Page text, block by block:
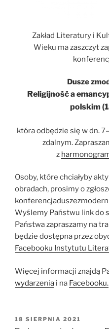
Zakład Literatury i
Wieku ma zaszczyt
Dusze
Religijność a
polskim
która odbędzie się w dn.
zdalnym.
z
Osoby, które chciałyby
obradach, prosimy o
Wyślemy Państwu link do
Państwa zapraszamy na
będzie dostępna przez
Facebooku Instytutu
Więcej informacji znajdą
wydarzenia i na Facebooku.
OPUBLIKOWANE
18 SIERPNIA 2021